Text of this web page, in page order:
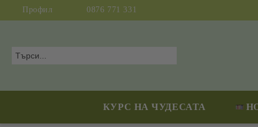
Профил 0876 771 331
КУРС НА ЧУДЕСАТА